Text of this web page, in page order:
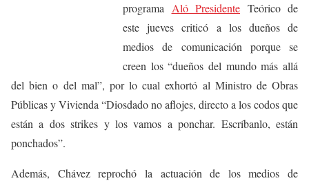
programa Aló Presidente Teórico de
este jueves criticó a los dueños de
medios de comunicación porque se
creen los “dueños del mundo más allá
del bien o del mal”, por lo cual exhortó al Ministro de Obras
Públicas y Vivienda “Diosdado no aflojes, directo a los codos que
están a dos strikes y los vamos a ponchar. Escríbanlo, están
ponchados”.
Además, Chávez reprochó la actuación de los medios de